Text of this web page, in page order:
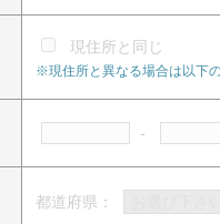
現住所と同じ
※現住所と異なる場合は以下
-
都道府県：